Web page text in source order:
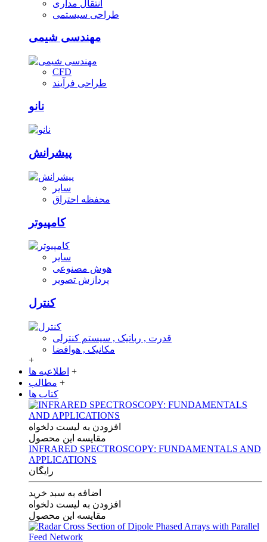
انتقال مداری
طراحی سیستمی
مهندسی شیمی
CFD
طراحی فرآیند
نانو
پیشرانش
سایر
محفظه احتراق
کامپیوتر
سایر
هوش مصنوعی
پردازش تصویر
کنترل
قدرت , رباتیک , سیستم کنترلی
مکانیک , هوافضا
+
اطلاعیه ها +
مطالب +
کتاب ها
افزودن به لیست دلخواه
مقایسه این محصول
INFRARED SPECTROSCOPY: FUNDAMENTALS AND
APPLICATIONS
رایگان
اضافه به سبد خرید
افزودن به لیست دلخواه
مقایسه این محصول